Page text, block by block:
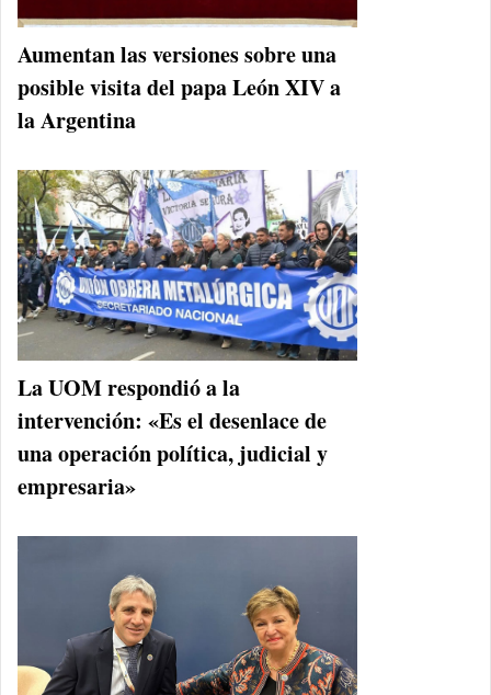
Aumentan las versiones sobre una
posible visita del papa León XIV a
la Argentina
La UOM respondió a la
intervención: «Es el desenlace de
una operación política, judicial y
empresaria»